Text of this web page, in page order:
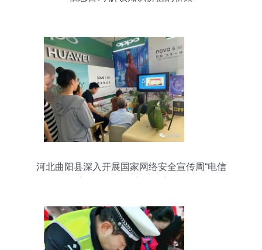
河北曲阳县深入开展国家网络安全宣传周“电信